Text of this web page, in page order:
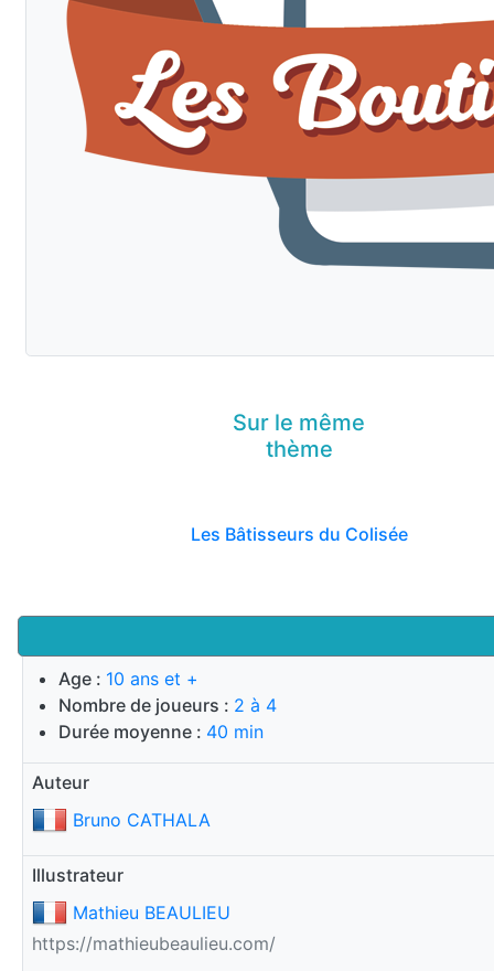
Age : 10 ans et +
Nombre de joueurs : 2 à 4
Durée moyenne : 40 min
Auteur
Bruno CATHALA
Illustrateur
Mathieu BEAULIEU
https://mathieubeaulieu.com/
Sur le même
thème
Les Bâtisseurs du Colisée